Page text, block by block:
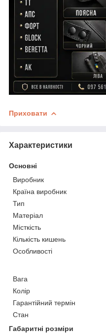
Приховати
Характеристики
Основні
Виробник
Країна виробник
Тип
Матеріал
Місткість
Кількість кишень
Особливості
Вага
Колір
Гарантійний термін
Стан
Габаритні розміри